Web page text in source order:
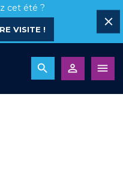
cet été ?
VISITE !